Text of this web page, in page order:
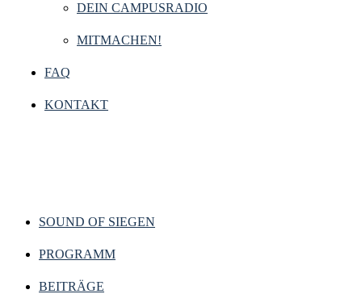
DEIN CAMPUSRADIO
MITMACHEN!
FAQ
KONTAKT
SOUND OF SIEGEN
PROGRAMM
BEITRÄGE